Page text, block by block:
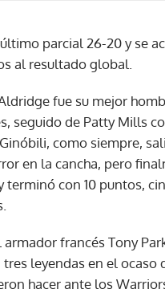
parcial 26-20 y se
al resultado global.
fue su mejor
seguido de Patty Mills
como siempre,
en la cancha, pero
terminó con 10 puntos,
francés Tony
tres leyendas en el ocaso
hacer ante los